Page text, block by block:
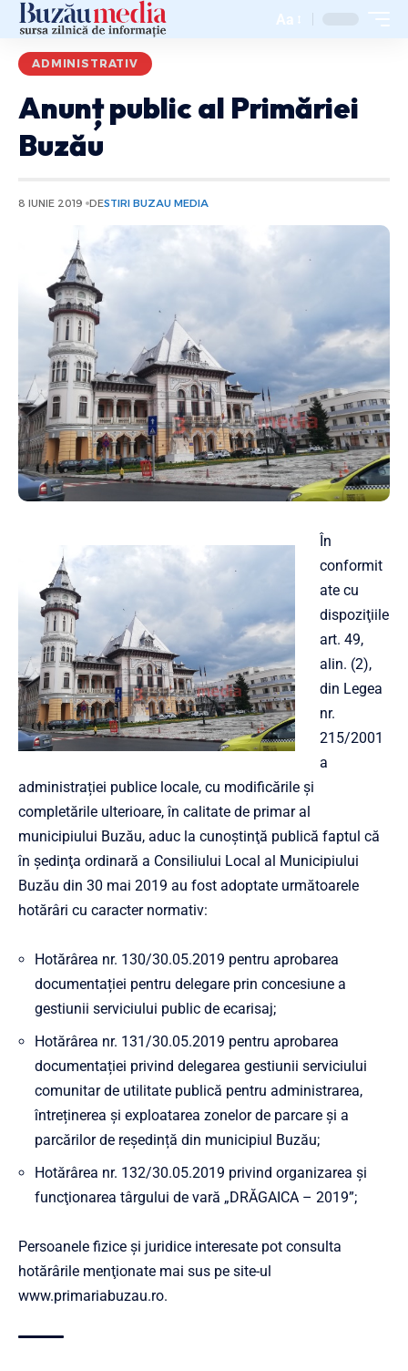
Aa
ADMINISTRATIV
Anunț public al Primăriei
Buzău
8 IUNIE 2019 DESTIRI BUZAU MEDIA
În
conformit
ate cu
dispoziţiile
art. 49,
alin. (2),
din Legea
nr.
215/2001
a
administrației publice locale, cu modificările și
completările ulterioare, în calitate de primar al
municipiului Buzău, aduc la cunoştinţă publică faptul că
în şedinţa ordinară a Consiliului Local al Municipiului
Buzău din 30 mai 2019 au fost adoptate următoarele
hotărâri cu caracter normativ:
Hotărârea nr. 130/30.05.2019 pentru aprobarea
documentației pentru delegare prin concesiune a
gestiunii serviciului public de ecarisaj;
Hotărârea nr. 131/30.05.2019 pentru aprobarea
documentației privind delegarea gestiunii serviciului
comunitar de utilitate publică pentru administrarea,
întreținerea și exploatarea zonelor de parcare și a
parcărilor de reședință din municipiul Buzău;
Hotărârea nr. 132/30.05.2019 privind organizarea şi
funcţionarea târgului de vară „DRĂGAICA – 2019”;
Persoanele fizice și juridice interesate pot consulta
hotărârile menţionate mai sus pe site-ul
www.primariabuzau.ro.